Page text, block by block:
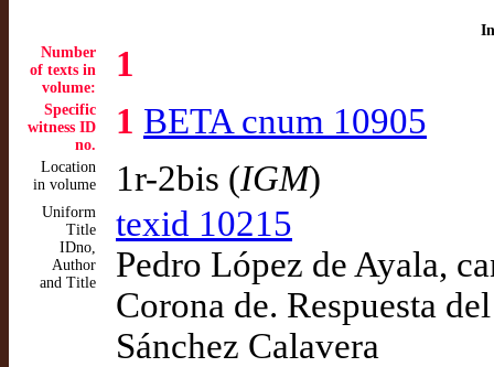
Number
of texts in
volume:
1
Specific
witness ID
no.
1 BETA cnum 10905
Location
in volume
1r-2bis (IGM)
Uniform
Title
IDno,
Author
and Title
texid 10215
Pedro López de Ayala,
Corona de. Respuesta
Sánchez Calavera